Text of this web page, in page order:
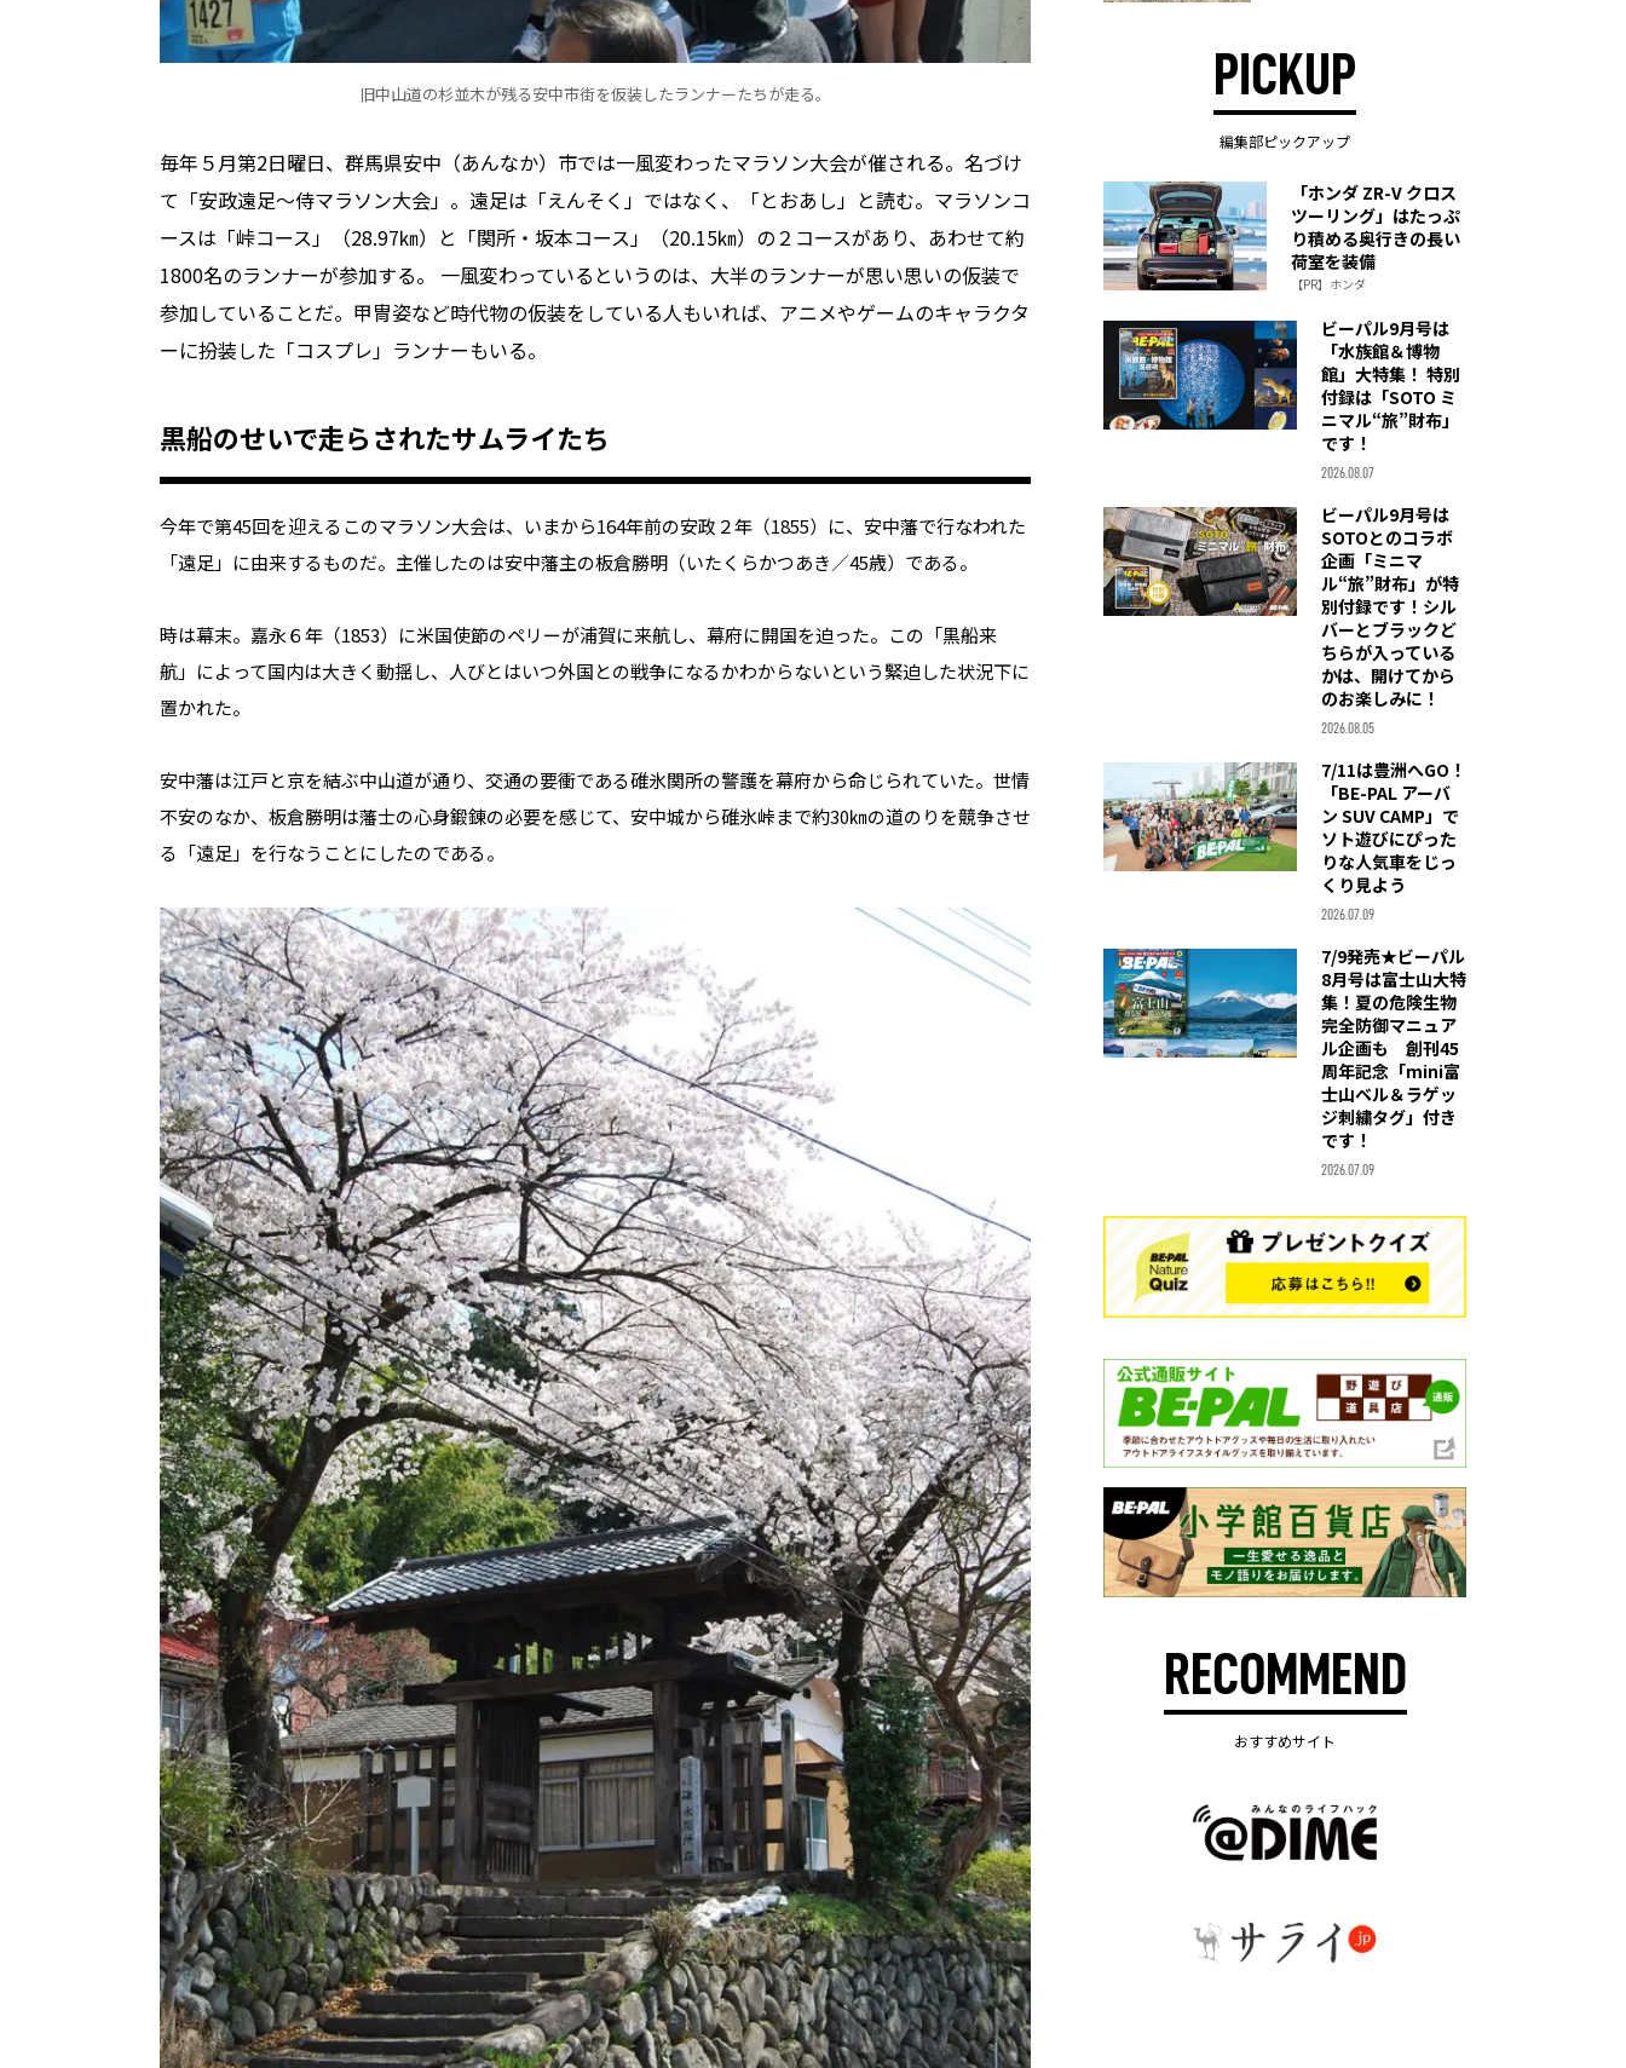
旧中山道の杉並木が残る安中市街を仮装したランナーたちが走る。
毎年５月第2日曜日、群馬県安中（あんなか）市では一風変わったマラソン大会が催される。名づけ
て「安政遠足～侍マラソン大会」。遠足は「えんそく」ではなく、「とおあし」と読む。マラソンコ
ースは「峠コース」（28.97㎞）と「関所・坂本コース」（20.15㎞）の２コースがあり、あわせて約
1800名のランナーが参加する。
一風変わっているというのは、大半のランナーが思い思いの仮装で
参加していることだ。甲冑姿など時代物の仮装をしている人もいれば、アニメやゲームのキャラクタ
ーに扮装した「コスプレ」ランナーもいる。
黒船のせいで走らされたサムライたち
今年で第45回を迎えるこのマラソン大会は、いまから164年前の安政２年（1855）に、安中藩で行なわれた
「遠足」に由来するものだ。主催したのは安中藩主の板倉勝明（いたくらかつあき／45歳）である。
時は幕末。嘉永６年（1853）に米国使節のペリーが浦賀に来航し、幕府に開国を迫った。この「黒船来
航」によって国内は大きく動揺し、人びとはいつ外国との戦争になるかわからないという緊迫した状況下に
置かれた。
安中藩は江戸と京を結ぶ中山道が通り、交通の要衝である碓氷関所の警護を幕府から命じられていた。世情
不安のなか、板倉勝明は藩士の心身鍛錬の必要を感じて、安中城から碓氷峠まで約30㎞の道のりを競争させ
る「遠足」を行なうことにしたのである。
PICKUP
編集部ピックアップ
「ホンダ ZR-V クロス
ツーリング」はたっぷ
り積める奥行きの長い
荷室を装備
【PR】ホンダ
ビーパル9月号は
「水族館＆博物
館」大特集！ 特別
付録は「SOTO ミ
ニマル“旅”財布」
です！
2026.08.07
ビーパル9月号は
SOTOとのコラボ
企画「ミニマ
ル“旅”財布」が特
別付録です！シル
バーとブラックど
ちらが入っている
かは、開けてから
のお楽しみに！
2026.08.05
7/11は豊洲へGO！
「BE-PAL アーバ
ン SUV CAMP」で
ソト遊びにぴった
りな人気車をじっ
くり見よう
2026.07.09
7/9発売★ビーパル
8月号は富士山大特
集！夏の危険生物
完全防御マニュア
ル企画も 創刊45
周年記念「mini富
士山ベル＆ラゲッ
ジ刺繍タグ」付き
です！
2026.07.09
RECOMMEND
おすすめサイト